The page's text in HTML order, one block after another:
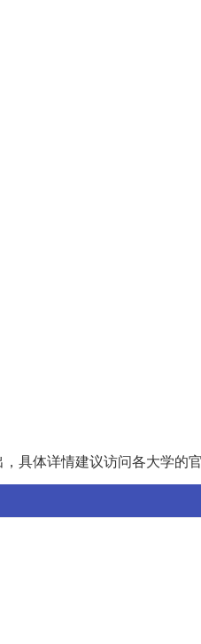
具体详情建议访问各大学的